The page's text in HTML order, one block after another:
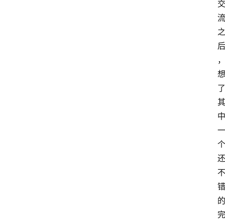
交
流
之
后
，
想
了
其
中
一
个
还
不
错
的
完